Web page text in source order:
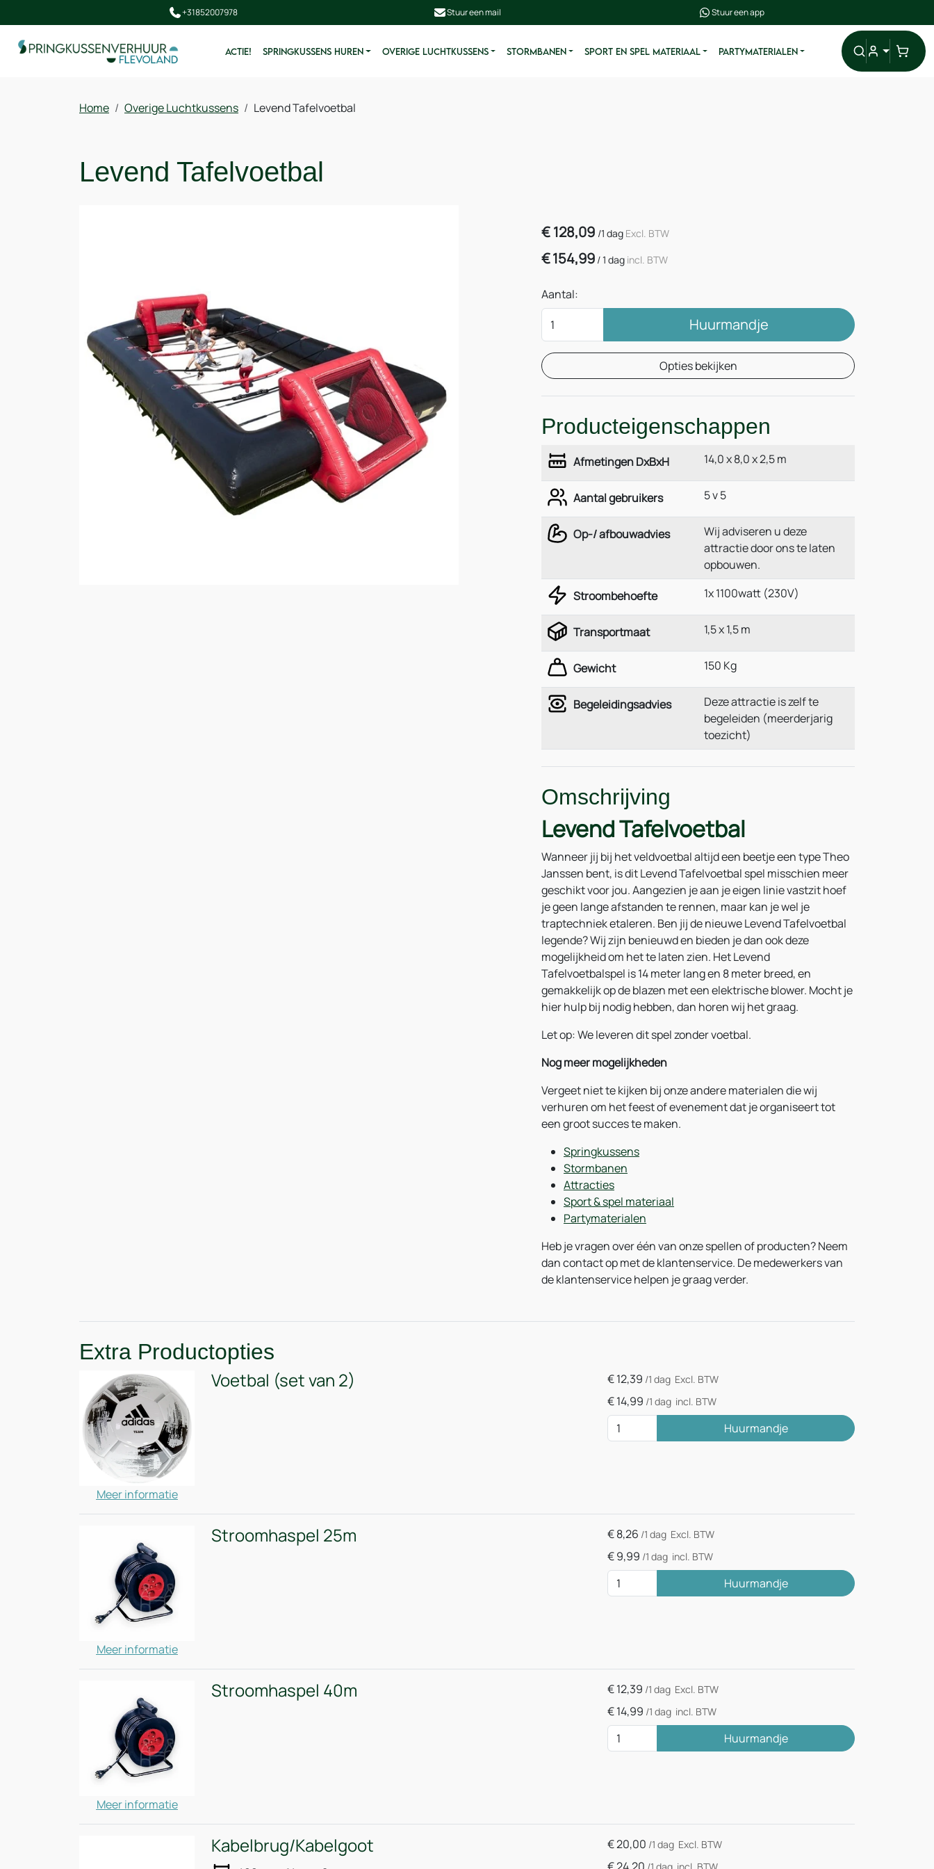
+31852007978 Stuur een mail Stuur een app
ACTIE! SPRINGKUSSENS HUREN OVERIGE LUCHTKUSSENS STORMBANEN SPORT EN SPEL MATERIAAL PARTYMATERIALEN
Home Overige Luchtkussens Levend Tafelvoetbal
Levend Tafelvoetbal
€128,09 /1 dag Excl. BTW
€154,99 /1 dag incl. BTW
Aantal:
Huurmandje
Opties bekijken
Producteigenschappen
Afmetingen DxBxH 14,0 x 8,0 x 2,5 m
Aantal gebruikers 5 v 5
Op-/ afbouwadvies
Wij adviseren u deze
attractie door ons te laten
opbouwen.
Stroombehoefte 1x 1100watt (230V)
Transportmaat 1,5 x 1,5 m
Gewicht 150 Kg
Begeleidingsadvies
Deze attractie is zelf te
begeleiden (meerderjarig
toezicht)
Omschrijving
Levend Tafelvoetbal
Wanneer jij bij het veldvoetbal altijd een beetje een type Theo
Janssen bent, is dit Levend Tafelvoetbal spel misschien meer
geschikt voor jou. Aangezien je aan je eigen linie vastzit hoef
je geen lange afstanden te rennen, maar kan je wel je
traptechniek etaleren. Ben jij de nieuwe Levend Tafelvoetbal
legende? Wij zijn benieuwd en bieden je dan ook deze
mogelijkheid om het te laten zien. Het Levend
Tafelvoetbalspel is 14 meter lang en 8 meter breed, en
gemakkelijk op de blazen met een elektrische blower. Mocht je
hier hulp bij nodig hebben, dan horen wij het graag.
Let op: We leveren dit spel zonder voetbal.
Nog meer mogelijkheden
Vergeet niet te kijken bij onze andere materialen die wij
verhuren om het feest of evenement dat je organiseert tot
een groot succes te maken.
Springkussens
Stormbanen
Attracties
Sport & spel materiaal
Partymaterialen
Heb je vragen over één van onze spellen of producten? Neem
dan contact op met de klantenservice. De medewerkers van
de klantenservice helpen je graag verder.
Extra Productopties
Meer informatie
€12,39 /1 dag Excl. BTW
€14,99 /1 dag incl. BTW
Huurmandje
Voetbal (set van 2)
Meer informatie
€8,26 /1 dag Excl. BTW
€9,99 /1 dag incl. BTW
Huurmandje
Stroomhaspel 25m
Meer informatie
€12,39 /1 dag Excl. BTW
€14,99 /1 dag incl. BTW
Huurmandje
Stroomhaspel 40m
€20,00 /1 dag Excl. BTW
Kabelbrug/Kabelgoot